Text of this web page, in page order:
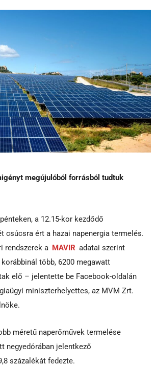
megújulóból forrásból tudtuk
a 12.15-kor kezdődő
csúcsra ért a hazai napenergia termelés.
rendszerek a MAVIR adatai szerint
több, 6200 megawatt
elő – jelentette be Facebook-oldalán
miniszterhelyettes, az MVM Zrt.
méretű naperőművek termelése
negyedórában jelentkező
százalékát fedezte.